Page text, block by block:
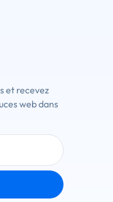
et recevez
web dans